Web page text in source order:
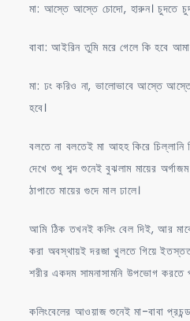
মা: আস্তে আস্তে চোদো, হারুন। চুদতে
বাবা: আইরিন তুমি মরে গেলে কি হবে
মা: ঢং করিও না, ভালোভাবে আস্তে
হবে।
বলতে না বলতেই মা আহহ কিরে চিল্লানি
দেখে শুধু শব্দ শুনেই বুঝলাম মায়ের
ঠাপাতে মায়ের গুদে মাল ঢালে।
আমি ঠিক তখনই কলিং বেল দিই, আর
করা অবস্থায়ই দরজা খুলতে গিয়ে
শরীর একদম সামনাসামনি উপভোগ
কলিংবেলের আওয়াজ শুনেই মা-বাবা